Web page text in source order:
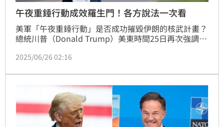
午夜重錘行動成效羅生門！各方說法一次看
美軍「午夜重錘行動」是否成功摧毀伊朗的核武計畫？
總統川普（Donald Trump）美東時間25日再次強調，
「徹底破壞」伊朗核設施， 26號還要在五角大廈開記
蘇紫雲向《三立新聞網》表示，移走鈾濃縮設備需要拆
裝，過程耗時費工，加上以色列情報單位滲透程度相當
高，伊朗若事先移走核設施，以色列應會掌握。
2025/06/26 02:16